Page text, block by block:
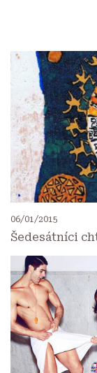
06/01/2015
Šedesátníci